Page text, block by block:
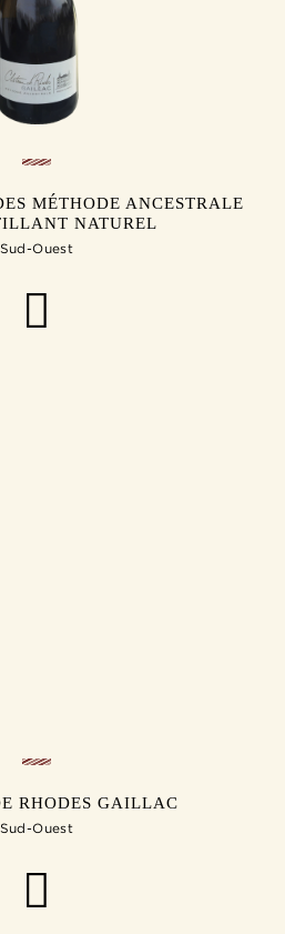
MÉTHODE ANCESTRALE
NATUREL
Sud-Ouest
RHODES GAILLAC
Sud-Ouest